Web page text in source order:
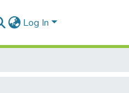
Log In